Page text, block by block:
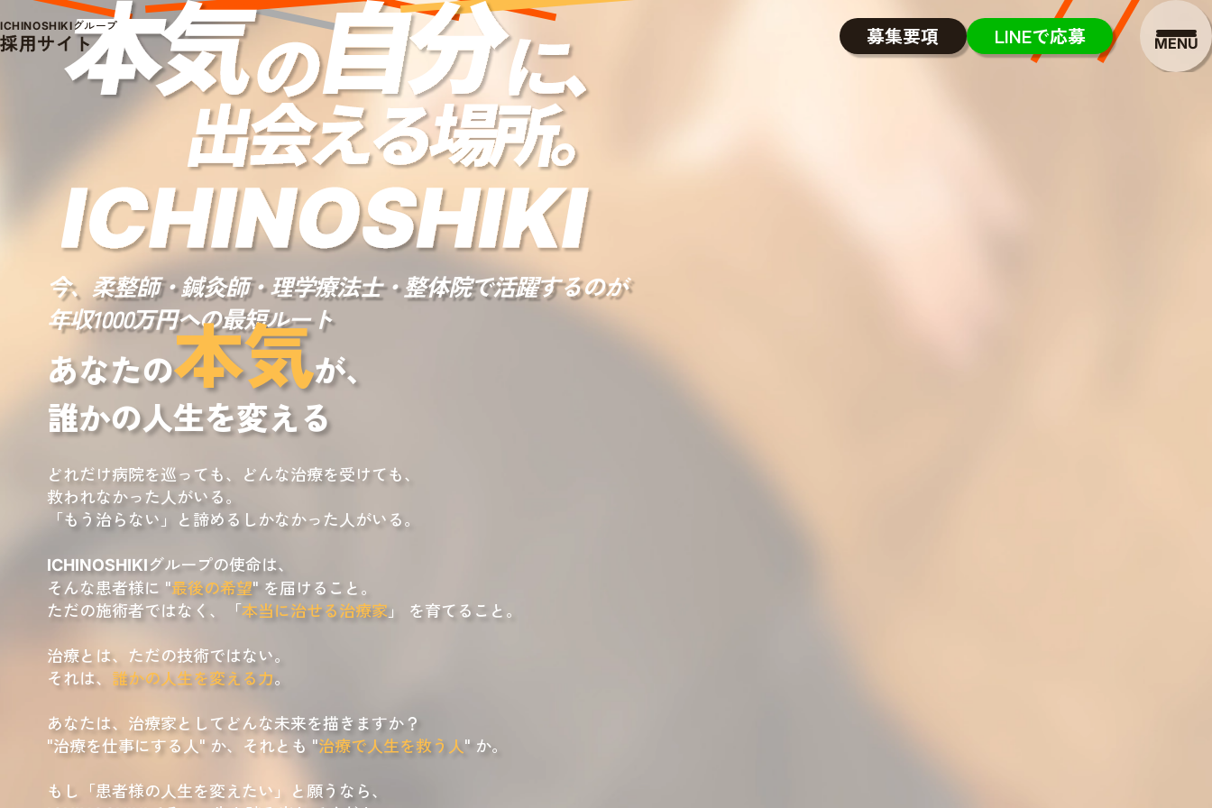
ICHINOSHIKI グループ
採用サイト 募集要項 LINEで応募 MENU
今、柔整師・鍼灸師・理学療法士・整体院で活躍するのが
年収1000万円への最短ルート
あなたの本気が、
誰かの人生を変える
どれだけ病院を巡っても、どんな治療を受けても、
救われなかった人がいる。
「もう治らない」と諦めるしかなかった人がいる。
ICHINOSHIKIグループの使命は、
そんな患者様に "最後の希望" を届けること。
ただの施術者ではなく、
「本当に治せる治療家」 を育てること。
治療とは、ただの技術ではない。
それは、 誰かの人生を変える力。
あなたは、治療家としてどんな未来を描きますか？
"治療を仕事にする人" か、 それとも "治療で人生を救う人" か。
もし「患者様の人生を変えたい」と願うなら、